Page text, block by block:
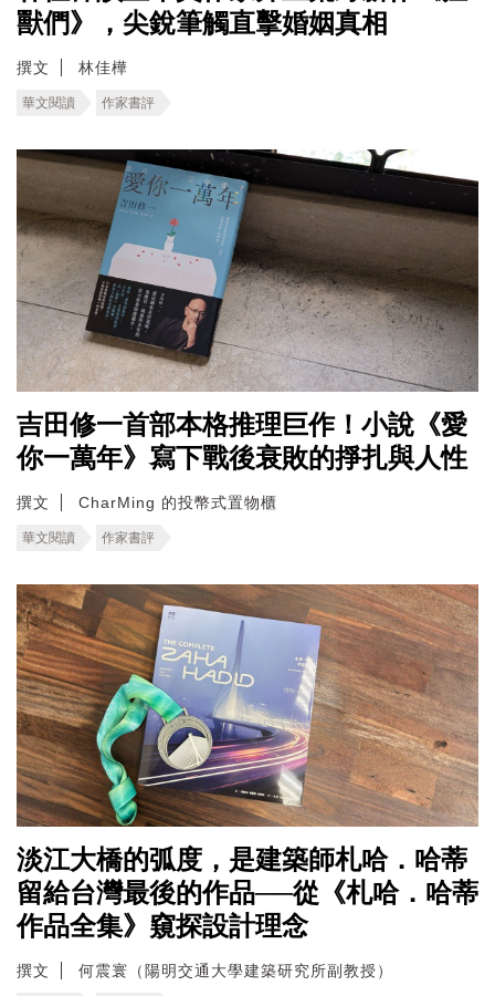
獸們》，尖銳筆觸直擊婚姻真相
撰文 林佳樺
華文閱讀 作家書評
吉田修一首部本格推理巨作！小說《愛
你一萬年》寫下戰後衰敗的掙扎與人性
撰文 CharMing 的投幣式置物櫃
華文閱讀 作家書評
淡江大橋的弧度，是建築師札哈．哈蒂
留給台灣最後的作品──從《札哈．哈蒂
作品全集》窺探設計理念
撰文 何震寰（陽明交通大學建築研究所副教授）